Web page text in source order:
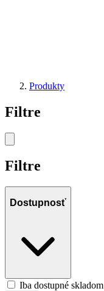
Produkty
Filtre
Filtre
Dostupnosť
Iba dostupné skladom